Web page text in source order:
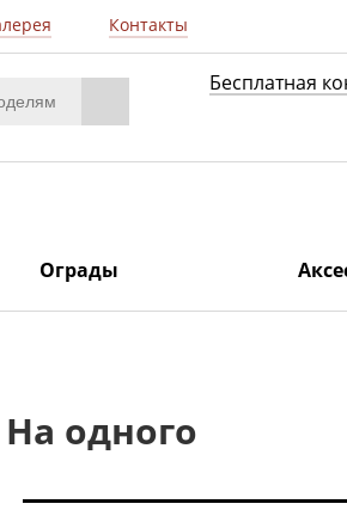
Контакты
Бесплатная
Ограды
одного